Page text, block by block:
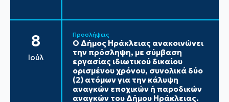
8
Ιούλ
Προσλήψεις
Ο Δήμος Ηράκλειας ανακοινώνει
την πρόσληψη, με σύμβαση
εργασίας ιδιωτικού δικαίου
ορισμένου χρόνου, συνολικά δύο
(2) ατόμων για την κάλυψη
αναγκών εποχικών ή παροδικών
αναγκών του Δήμου Ηράκλειας.